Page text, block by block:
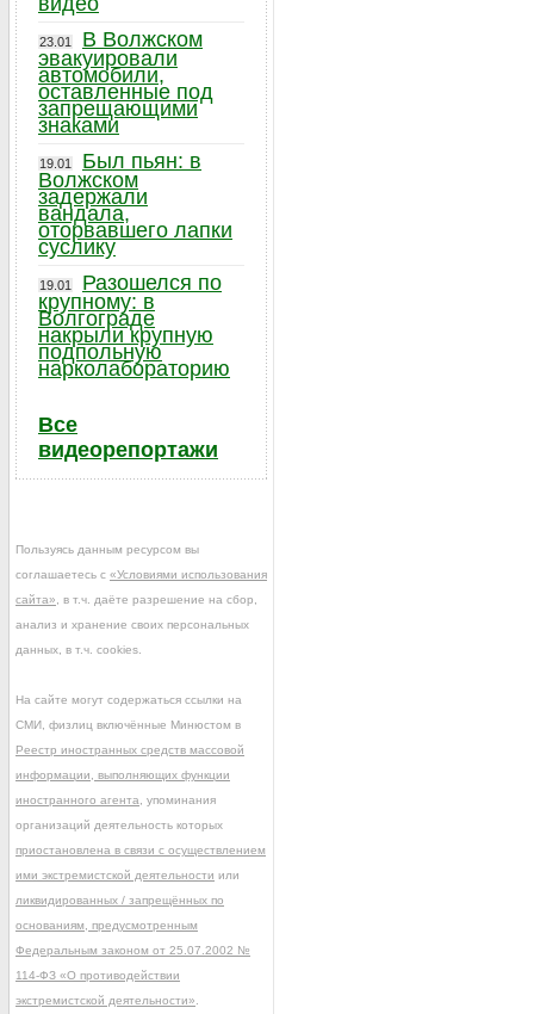
23.01
В Волжском
эвакуировали
автомобили,
оставленные под
запрещающими
знаками
19.01
Был пьян: в
Волжском
задержали
вандала,
оторвавшего лапки
суслику
19.01
Разошелся по
крупному: в
Волгограде
накрыли крупную
подпольную
нарколабораторию
Все
видеорепортажи
Пользуясь данным ресурсом вы
соглашаетесь с «Условиями использования
сайта» , в т.ч. даёте разрешение на сбор,
анализ и хранение своих персональных
данных, в т.ч. cookies.
На сайте могут содержаться ссылки на
СМИ, физлиц включённые Минюстом в
Реестр иностранных средств массовой
информации, выполняющих функции
иностранного агента , упоминания
организаций деятельность которых
приостановлена в связи с осуществлением
ими экстремистской деятельности или
ликвидированных / запрещённых по
основаниям, предусмотренным
Федеральным законом от 25.07.2002 №
114-ФЗ «О противодействии
экстремистской деятельности»